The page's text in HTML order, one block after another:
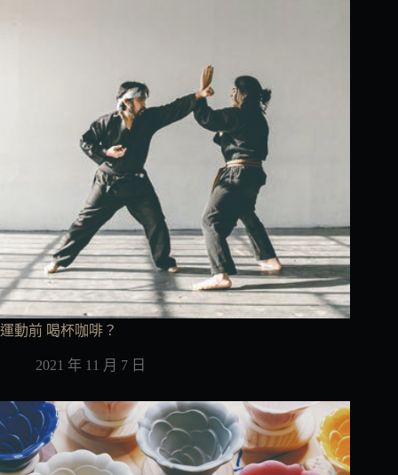
運動前 喝杯咖啡？
2021 年 11 月 7 日